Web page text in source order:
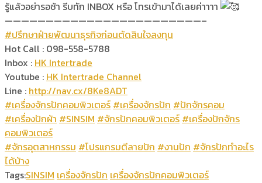
รู้แล้วอย่ารอช้า รีบทัก INBOX หรือ โทรเข้ามาได้เลยค่าาาา
————————————————————————–
#ปรึกษาฝ่ายพัฒนาธุรกิจก่อนตัดสินใจลงทุน
Hot Call : 098-558-5788
Inbox : HK Intertrade
Youtube : HK Intertrade Channel
Line : http://nav.cx/8Ke8ADT
#เครื่องจักรปักคอมพิวเตอร์ #เครื่องจักรปัก #ปักจักรคอม
#เครื่องปักผ้า #SINSIM #จักรปักคอมพิวเตอร์ #เครื่องปักจักร
คอมพิวเตอร์
#จักรอุตสาหกรรม #โปรแกรมตีลายปัก #งานปัก #จักรปักทำอะไร
ได้บ้าง
Tags:SINSIM เครื่องจักรปัก เครื่องจักรปักคอมพิวเตอร์